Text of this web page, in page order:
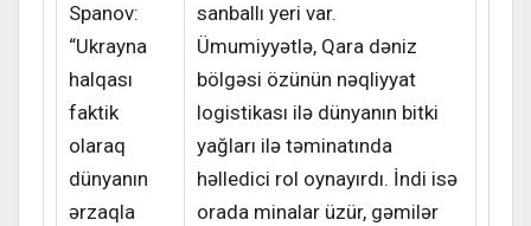
Spanov:
“Ukrayna
halqası
faktik
olaraq
dünyanın
ərzaqla
sanballı yeri var.
Ümumiyyətlə, Qara dəniz
bölgəsi özünün nəqliyyat
logistikası ilə dünyanın bitki
yağları ilə təminatında
həlledici rol oynayırdı. İndi isə
orada minalar üzür, gəmilər